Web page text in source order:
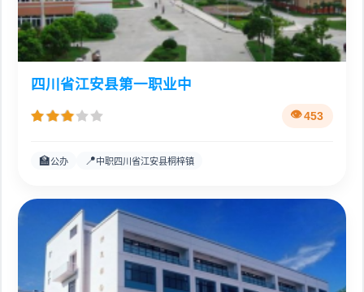
四川省江安县第一职业中
453
🏫公办 📍中职四川省江安县桐梓镇